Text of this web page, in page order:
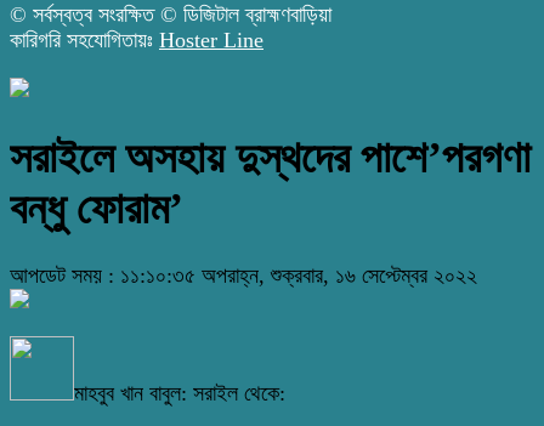
© সর্বস্বত্ব সংরক্ষিত © ডিজিটাল ব্রাহ্মণবাড়িয়া
কারিগরি সহযোগিতায়ঃ Hoster Line
সরাইলে অসহায় দুস্থদের পাশে’পরগণা
বন্ধু ফোরাম’
আপডেট সময় : ১১:১০:৩৫ অপরাহ্ন, শুক্রবার, ১৬ সেপ্টেম্বর ২০২২
মাহবুব খান বাবুল: সরাইল থেকে: